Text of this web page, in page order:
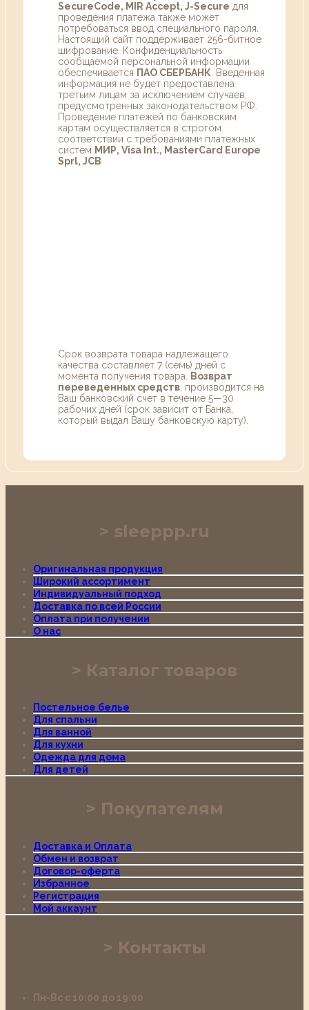
SecureCode, MIR Accept, J-Secure для
проведения платежа также может
потребоваться ввод специального пароля.
Настоящий сайт поддерживает 256-битное
шифрование. Конфиденциальность
сообщаемой персональной информации
обеспечивается ПАО СБЕРБАНК . Введенная
информация не будет предоставлена
третьим лицам за исключением случаев,
предусмотренных законодательством РФ.
Проведение платежей по банковским
картам осуществляется в строгом
соответствии с требованиями платежных
систем МИР, Visa Int., MasterCard Europe
Sprl, JCB
Срок возврата товара надлежащего
качества составляет 7 (семь) дней с
момента получения товара.
Возврат
переведенных средств , производится на
Ваш банковский счет в течение 5—30
рабочих дней (срок зависит от Банка,
который выдал Вашу банковскую карту).
sleeppp.ru
Оригинальная продукция
Широкий ассортимент
Индивидуальный подход
Доставка по всей России
Оплата при получении
О нас
Каталог товаров
Постельное белье
Для спальни
Для ванной
Для кухни
Одежда для дома
Для детей
Покупателям
Доставка и Оплата
Обмен и возврат
Договор-оферта
Избранное
Регистрация
Мой аккаунт
Контакты
Пн-Вс с 10:00 до 19:00